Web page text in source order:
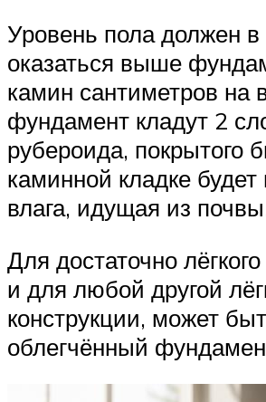
Уровень пола должен в
оказаться выше
камин сантиметров на
фундамент кладут 2
рубероида, покрытого
каминной кладке
влага, идущая из
Для достаточно
и для любой другой
конструкции, может
облегчённый